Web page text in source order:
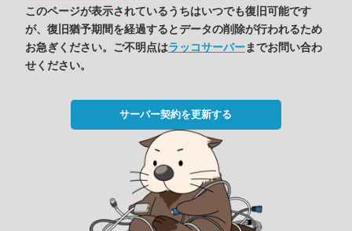
このページが表示されているうちはいつでも復旧可能です
が、復旧猶予期間を経過するとデータの削除が行われるため
お急ぎください。ご不明点はラッコサーバーまでお問い合わ
せください。
サーバー契約を更新する